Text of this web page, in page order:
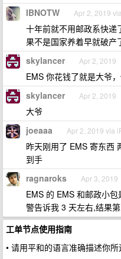
IBNOTW Apr 2, 2019
十年前就不用邮政系快递
果不是国家养着早就破产
skylancer Apr 2, 2019
EMS 你花钱了就是大爷
skylancer Apr 2, 2019
大爷
joeaaa Apr 2, 2019 via
昨天刚用了 EMS 寄东西
到手
ragnaroks Apr 3, 2019
EMS 的 EMS 和邮政小
警告诉我 3 天左右,结果
工单节点使用指南
• 请用平和的语言准确描述你